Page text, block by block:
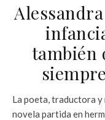
también
La poeta, traductora y
novela partida en